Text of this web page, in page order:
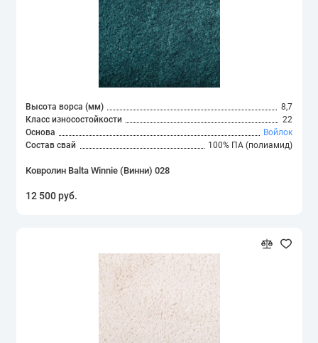
Высота ворса (мм)
8,7
Класс износостойкости
22
Основа
Войлок
Состав свай
100% ПА (полиамид)
Ковролин Balta Winnie (Винни) 028
12 500 руб.